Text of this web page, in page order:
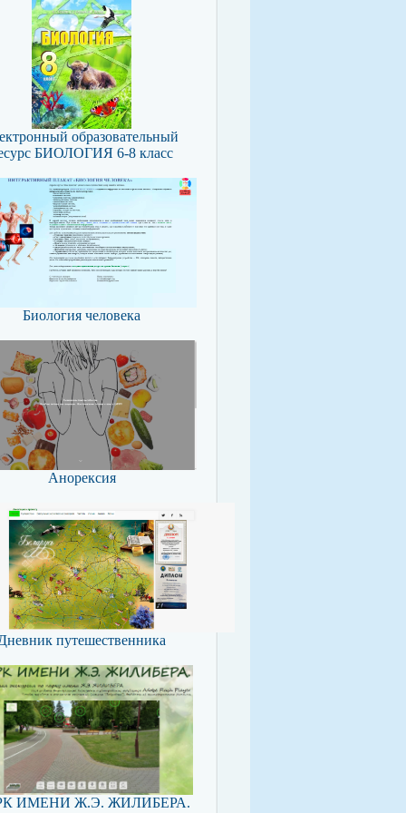
образовательный
БИОЛОГИЯ 6-8 класс
Биология человека
Анорексия
путешественника
ИМЕНИ Ж.Э. ЖИЛИБЕРА.